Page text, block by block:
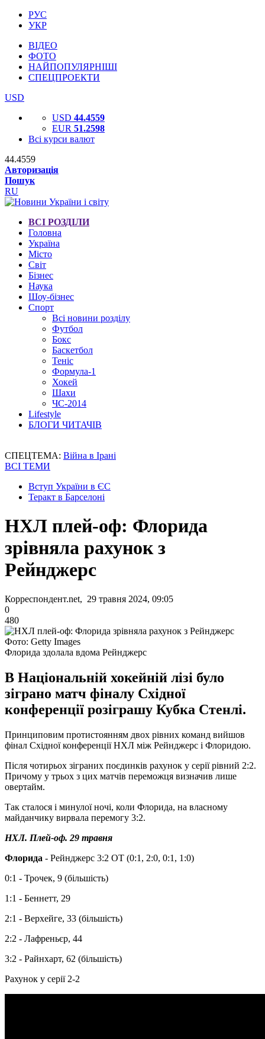
РУС
УКР
ВІДЕО
ФОТО
НАЙПОПУЛЯРНІШІ
СПЕЦПРОЕКТИ
USD
USD 44.4559
EUR 51.2598
Всі курси валют
44.4559
Авторизація
Пошук
RU
ВСІ РОЗДІЛИ
Головна
Україна
Місто
Світ
Бізнес
Наука
Шоу-бізнес
Спорт
Всі новини розділу
Футбол
Бокс
Баскетбол
Теніс
Формула-1
Хокей
Шахи
ЧС-2014
Lifestyle
БЛОГИ ЧИТАЧІВ
СПЕЦТЕМА: Війна в Ірані
ВСІ ТЕМИ
Вступ України в ЄС
Теракт в Барселоні
НХЛ плей-оф: Флорида
зрівняла рахунок з
Рейнджерс
Корреспондент.net, 29 травня 2024, 09:05
0
480
Фото: Getty Images
Флорида здолала вдома Рейнджерс
В Національній хокейній лізі було
зіграно матч фіналу Східної
конференції розіграшу Кубка Стенлі.
Принциповим протистоянням двох рівних команд вийшов
фінал Східної конференції НХЛ між Рейнджерс і Флоридою.
Після чотирьох зіграних поєдинків рахунок у серії рівний 2:2.
Причому у трьох з цих матчів переможця визначив лише
овертайм.
Так сталося і минулої ночі, коли Флорида, на власному
майданчику вирвала перемогу 3:2.
НХЛ. Плей-оф. 29 травня
Флорида - Рейнджерс 3:2 ОТ (0:1, 2:0, 0:1, 1:0)
0:1 - Трочек, 9 (більшість)
1:1 - Беннетт, 29
2:1 - Верхейге, 33 (більшість)
2:2 - Лафреньєр, 44
3:2 - Райнхарт, 62 (більшість)
Рахунок у серії 2-2